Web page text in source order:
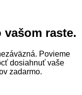
vašom raste.
Povieme
dosiahnuť vaše
zadarmo.